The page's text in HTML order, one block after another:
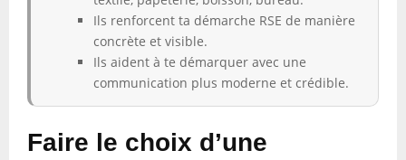
Ils renforcent ta démarche RSE de manière
concrète et visible.
Ils aident à te démarquer avec une
communication plus moderne et crédible.
Faire le choix d’une